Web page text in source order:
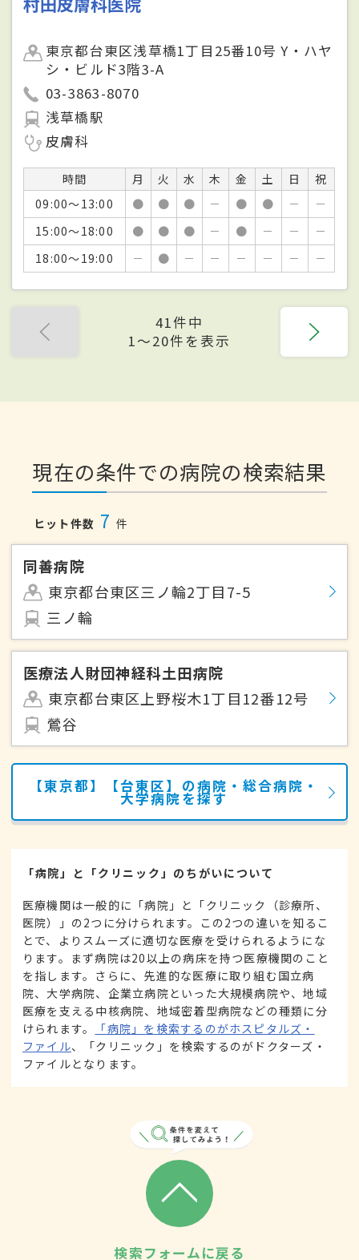
東京都台東区浅草橋1丁目25番10号 Y・ハヤ
シ・ビルド3階3-A
03-3863-8070
浅草橋駅
皮膚科
時間 月 火 水 木 金 土 日
祝
09:00～13:00
● ● ● － ● ● －
－
15:00～18:00
● ● ● － ● － －
－
18:00～19:00
－ ● － － － － － －
41件中
1〜20件を表示
現在の条件での病院の検索結果
ヒット件数 7 件
同善病院
東京都台東区三ノ輪2丁目7-5
三ノ輪
医療法人財団神経科土田病院
東京都台東区上野桜木1丁目12番12号
鶯谷
【東京都】【台東区】の病院・総合病院・
大学病院を探す
「病院」と「クリニック」のちがいについて
医療機関は一般的に「病院」と「クリニック（診療所、
医院）」の2つに分けられます。この2つの違いを知るこ
とで、よりスムーズに適切な医療を受けられるようにな
ります。まず病院は20以上の病床を持つ医療機関のこと
を指します。さらに、先進的な医療に取り組む国立病
院、大学病院、企業立病院といった大規模病院や、地域
医療を支える中核病院、地域密着型病院などの種類に分
けられます。
「病院」を検索するのがホスピタルズ・
ファイル、「クリニック」を検索するのがドクターズ・
ファイルとなります。
検索フォームに戻る